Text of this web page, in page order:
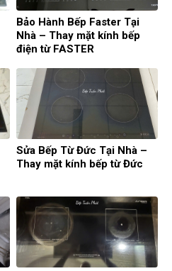
Bảo Hành Bếp Faster Tại
Nhà – Thay mặt kính bếp
điện từ FASTER
Sửa Bếp Từ Đức Tại Nhà –
Thay mặt kính bếp từ Đức